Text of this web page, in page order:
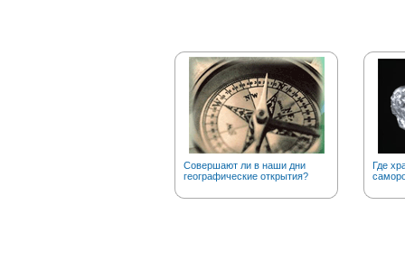
Совершают ли в наши дни
географические открытия?
Где